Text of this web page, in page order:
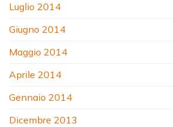
Luglio 2014
Giugno 2014
Maggio 2014
Aprile 2014
Gennaio 2014
Dicembre 2013